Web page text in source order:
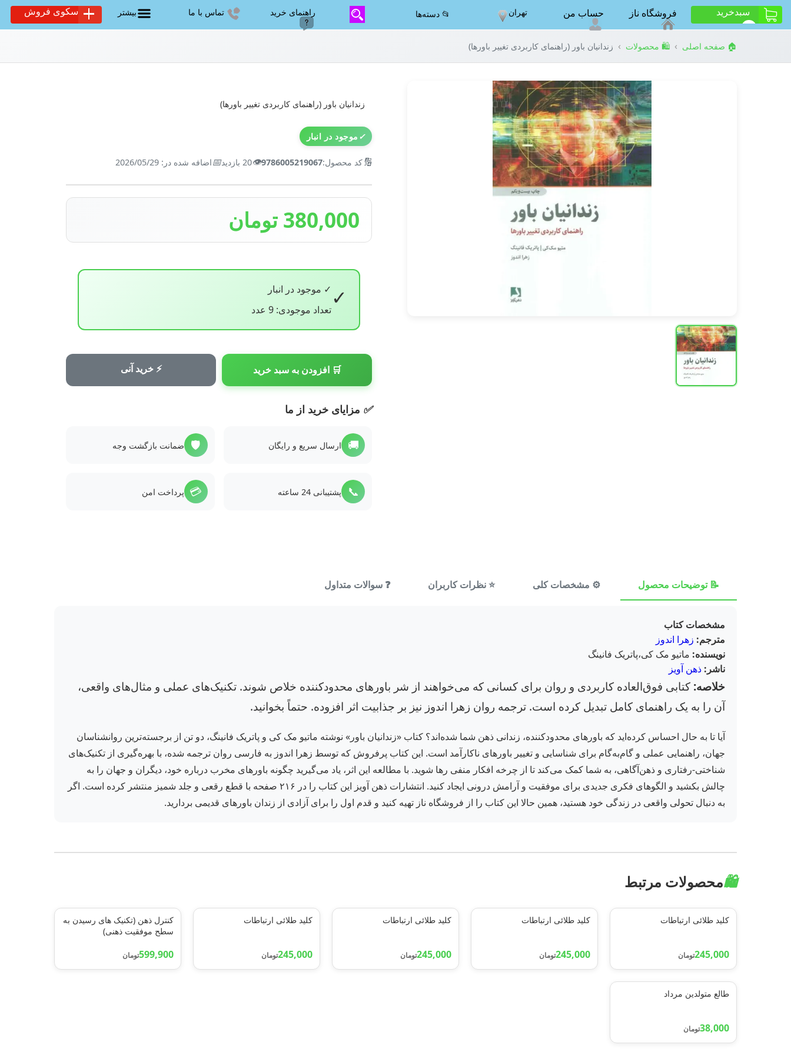
سبد‌خرید فروشگاه ناز حساب من تهران 📂 دسته‌ها راهنمای خرید تماس با ما بیشتر سکوی فروش
🏠 صفحه اصلی › 🛍️ محصولات › زندانیان باور (راهنمای کاربردی تغییر باورها)
زندانیان باور (راهنمای کاربردی تغییر باورها)
✓ موجود در انبار
🔢کد محصول:9786005219067
👁️20 بازدید 📅اضافه شده در: 2026/05/29
380,000 تومان
✓ ✓ موجود در انبار
تعداد موجودی: 9 عدد
🛒 افزودن به سبد خرید ⚡ خرید آنی
✅ مزایای خرید از ما
🚚 ارسال سریع و رایگان 🛡️ ضمانت بازگشت وجه
📞 پشتیبانی 24 ساعته 💳 پرداخت امن
📝 توضیحات محصول ⚙️ مشخصات کلی ⭐ نظرات کاربران ❓ سوالات متداول
مشخصات کتاب
مترجم: زهرا اندوز
نویسنده: ماتیو مک کی،پاتریک فانینگ
ناشر: ذهن آویز
خلاصه: کتابی فوق‌العاده کاربردی و روان برای کسانی که می‌خواهند از شر باورهای محدودکننده خلاص شوند. تکنیک‌های عملی و مثال‌های واقعی،
آن را به یک راهنمای کامل تبدیل کرده است. ترجمه روان زهرا اندوز نیز بر جذابیت اثر افزوده. حتماً بخوانید.
آیا تا به حال احساس کرده‌اید که باورهای محدودکننده، زندانی ذهن شما شده‌اند؟ کتاب «زندانیان باور» نوشته ماتیو مک کی و پاتریک فانینگ، دو تن از برجسته‌ترین روانشناسان
جهان، راهنمایی عملی و گام‌به‌گام برای شناسایی و تغییر باورهای ناکارآمد است. این کتاب پرفروش که توسط زهرا اندوز به فارسی روان ترجمه شده، با بهره‌گیری از تکنیک‌های
شناختی-رفتاری و ذهن‌آگاهی، به شما کمک می‌کند تا از چرخه افکار منفی رها شوید. با مطالعه این اثر، یاد می‌گیرید چگونه باورهای مخرب درباره خود، دیگران و جهان را به
چالش بکشید و الگوهای فکری جدیدی برای موفقیت و آرامش درونی ایجاد کنید. انتشارات ذهن آویز این کتاب را در ۲۱۶ صفحه با قطع رقعی و جلد شمیز منتشر کرده است. اگر
به دنبال تحولی واقعی در زندگی خود هستید، همین حالا این کتاب را از فروشگاه ناز تهیه کنید و قدم اول را برای آزادی از زندان باورهای قدیمی بردارید.
🛍️محصولات مرتبط
کلید طلائی ارتباطات
245,000تومان
کلید طلائی ارتباطات
245,000تومان
کلید طلائی ارتباطات
245,000تومان
کلید طلائی ارتباطات
245,000تومان
کنترل ذهن (تکنیک های رسیدن به
سطح موفقیت ذهنی)
599,900تومان
طالع متولدین مرداد
38,000تومان